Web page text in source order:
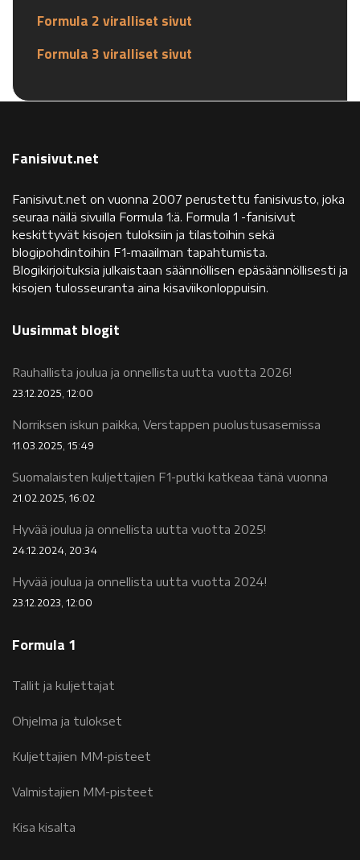
Formula 2 viralliset sivut
Formula 3 viralliset sivut
Fanisivut.net
Fanisivut.net on vuonna 2007 perustettu fanisivusto, joka
seuraa näilä sivuilla Formula 1:ä. Formula 1 -fanisivut
keskittyvät kisojen tuloksiin ja tilastoihin sekä
blogipohdintoihin F1-maailman tapahtumista.
Blogikirjoituksia julkaistaan säännöllisen epäsäännöllisesti ja
kisojen tulosseuranta aina kisaviikonloppuisin.
Uusimmat blogit
Rauhallista joulua ja onnellista uutta vuotta 2026!
23.12.2025, 12:00
Norriksen iskun paikka, Verstappen puolustusasemissa
11.03.2025, 15:49
Suomalaisten kuljettajien F1-putki katkeaa tänä vuonna
21.02.2025, 16:02
Hyvää joulua ja onnellista uutta vuotta 2025!
24.12.2024, 20:34
Hyvää joulua ja onnellista uutta vuotta 2024!
23.12.2023, 12:00
Formula 1
Tallit ja kuljettajat
Ohjelma ja tulokset
Kuljettajien MM-pisteet
Valmistajien MM-pisteet
Kisa kisalta